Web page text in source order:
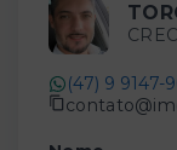
(47) 9 9147-